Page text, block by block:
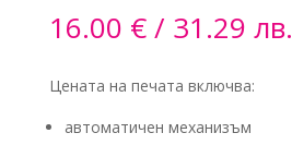
16.00 €/ 31.29 лв.
Цената на печата включва:
автоматичен механизъм